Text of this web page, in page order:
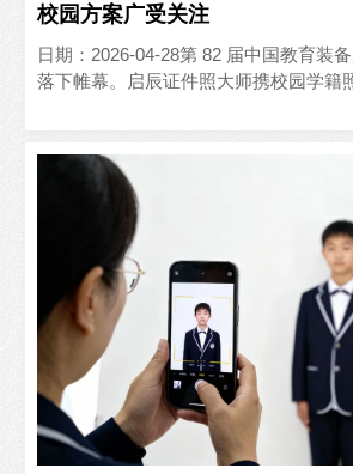
校园方案广受关注
日期：2026-04-28第 82 届中国教育装
落下帷幕。启辰证件照大师携校园学籍